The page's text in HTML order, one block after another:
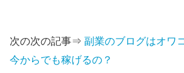
次の次の記事⇒ 副業のブログはオワ
今からでも稼げるの？